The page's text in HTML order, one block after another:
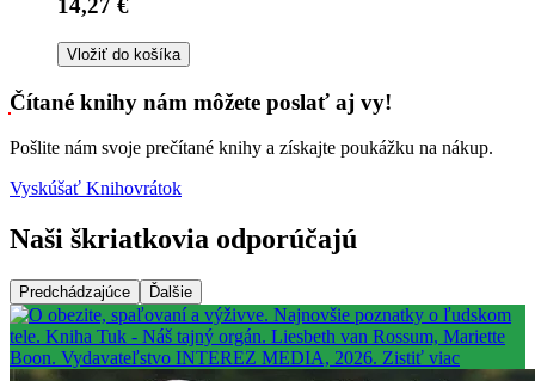
14,27 €
Vložiť do košíka
Čítané knihy nám môžete poslať aj vy!
Pošlite nám svoje prečítané knihy a získajte poukážku na nákup.
Vyskúšať Knihovrátok
Naši škriatkovia odporúčajú
Predchádzajúce Ďalšie